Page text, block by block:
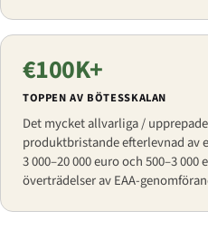
€100K+
TOPPEN AV BÖTESSKALAN
Det mycket allvarliga /
produktbristande efterlevnad av
3 000–20 000 euro och 500–3
överträdelser av EAA-